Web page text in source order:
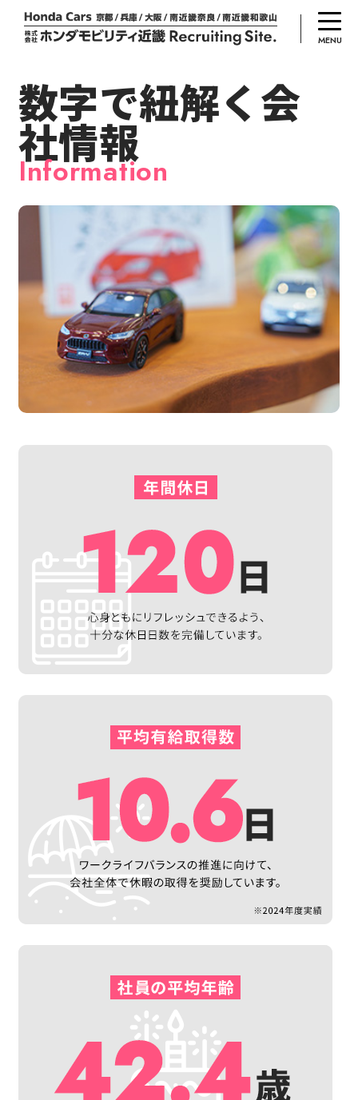
MENU
数字で紐解く会
社情報